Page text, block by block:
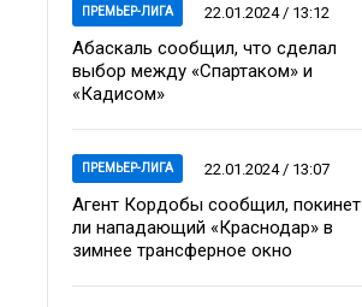
ПРЕМЬЕР-ЛИГА 22.01.2024 / 13:12
Абаскаль сообщил, что сделал
выбор между «Спартаком» и
«Кадисом»
ПРЕМЬЕР-ЛИГА 22.01.2024 / 13:07
Агент Кордобы сообщил, покинет
ли нападающий «Краснодар» в
зимнее трансферное окно